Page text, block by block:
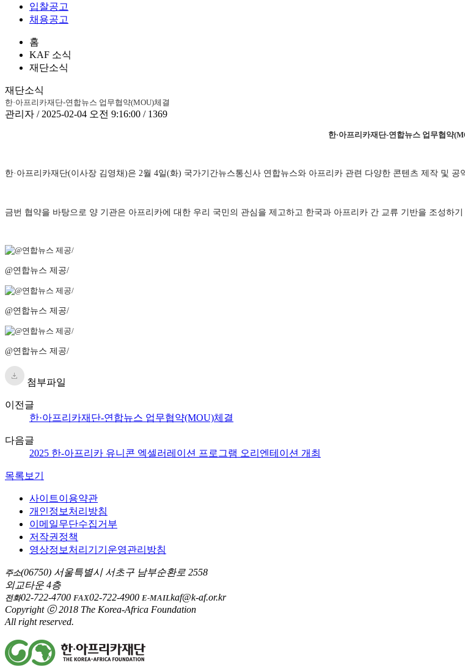
입찰공고
채용공고
홈
KAF 소식
재단소식
재단소식
한·아프리카재단-연합뉴스 업무협약(MOU)체결
관리자 / 2025-02-04 오전 9:16:00 / 1369
한·아프리카재단-연합뉴스 업무협약
한·아프리카재단(이사장 김영채)은 2월 4일(화) 국가기간뉴스통신사 연합뉴스와 아프리카 관련 다양한 콘텐츠 제작 및 공
금번 협약을 바탕으로 양 기관은 아프리카에 대한 우리 국민의 관심을 제고하고 한국과 아프리카 간 교류 기반을 조성하
@연합뉴스 제공/
@연합뉴스 제공/
@연합뉴스 제공/
첨부파일
이전글
한·아프리카재단-연합뉴스 업무협약(MOU)체결
다음글
2025 한-아프리카 유니콘 엑셀러레이션 프로그램 오리엔테이션 개최
목록보기
사이트이용약관
개인정보처리방침
이메일무단수집거부
저작권정책
영상정보처리기기운영관리방침
주소(06750) 서울특별시 서초구 남부순환로 2558
외교타운 4층
전화02-722-4700 FAX02-722-4900 E-MAILkaf@k-af.or.kr
Copyright ⓒ 2018 The Korea-Africa Foundation
All right reserved.